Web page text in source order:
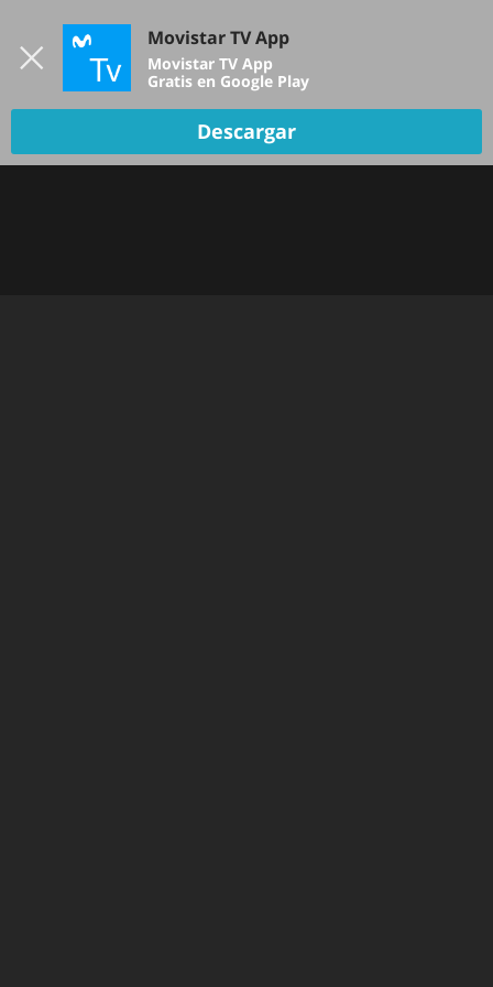
TV EN VIVO
Movistar TV App
Movistar TV App
Gratis en Google Play
Descargar